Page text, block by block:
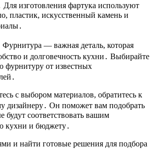
Для изготовления фартука используют
пластик, искусственный камень и
Фурнитура ― важная деталь, которая
и долговечность кухни․ Выбирайте
фурнитуру от известных
с выбором материалов, обратитесь к
дизайнеру․ Он поможет вам подобрать
будут соответствовать вашим
кухни и бюджету․
и найти готовые решения для подбора